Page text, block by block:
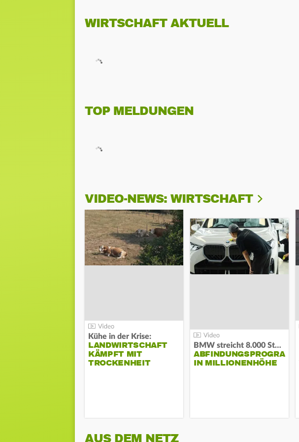
WIRTSCHAFT AKTUELL
TOP MELDUNGEN
VIDEO-NEWS: WIRTSCHAFT
Kühe in der Krise:
LANDWIRTSCHAFT
KÄMPFT MIT
TROCKENHEIT
BMW streicht 8.000 Stellen:
ABFINDUNGSPROGRAMM
IN MILLIONENHÖHE
AUS DEM NETZ